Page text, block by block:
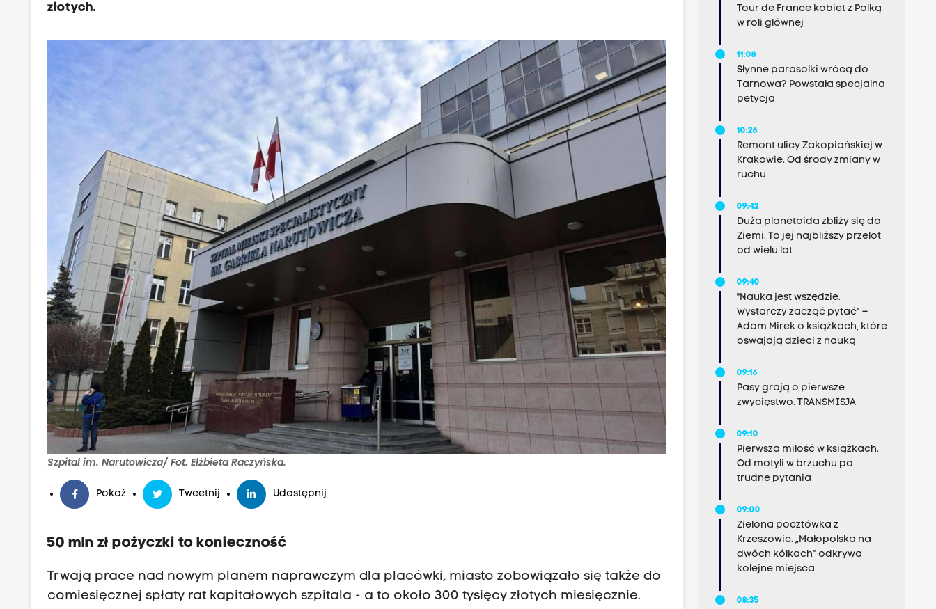
złotych.
Szpital im. Narutowicza/ Fot. Elżbieta Raczyńska.
Pokaż Tweetnij Udostępnij
50 mln zł pożyczki to konieczność
Trwają prace nad nowym planem naprawczym dla placówki, miasto zobowiązało się także do
comiesięcznej spłaty rat kapitałowych szpitala - a to około 300 tysięcy złotych miesięcznie.
Tour de France kobiet z Polką
w roli głównej
11:08
Słynne parasolki wrócą do
Tarnowa? Powstała specjalna
petycja
10:26
Remont ulicy Zakopiańskiej w
Krakowie. Od środy zmiany w
ruchu
09:42
Duża planetoida zbliży się do
Ziemi. To jej najbliższy przelot
od wielu lat
09:40
"Nauka jest wszędzie.
Wystarczy zacząć pytać” –
Adam Mirek o książkach, które
oswajają dzieci z nauką
09:16
Pasy grają o pierwsze
zwycięstwo. TRANSMISJA
09:10
Pierwsza miłość w książkach.
Od motyli w brzuchu po
trudne pytania
09:00
Zielona pocztówka z
Krzeszowic. „Małopolska na
dwóch kółkach” odkrywa
kolejne miejsca
08:35